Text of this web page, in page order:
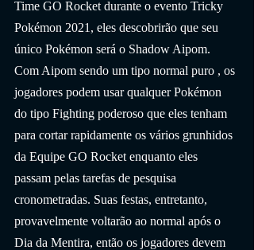
Time GO Rocket durante o evento Tricky
Pokémon 2021, eles descobrirão que seu
único Pokémon será o Shadow Aipom.
Com Aipom sendo um tipo normal puro , os
jogadores podem usar qualquer Pokémon
do tipo Fighting poderoso que eles tenham
para cortar rapidamente os vários grunhidos
da Equipe GO Rocket enquanto eles
passam pelas tarefas de pesquisa
cronometradas. Suas festas, entretanto,
provavelmente voltarão ao normal após o
Dia da Mentira, então os jogadores devem